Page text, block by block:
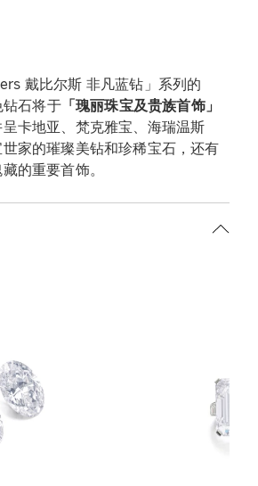
戴比尔斯 非凡蓝钻」系列的
石将于「瑰丽珠宝及贵族首饰」
卡地亚、梵克雅宝、海瑞温斯
家的璀璨美钻和珍稀宝石，还有
的重要首饰。